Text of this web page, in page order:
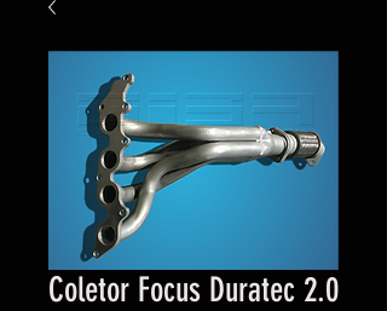
Coletor Focus Duratec 2.0